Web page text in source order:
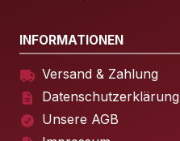
INFORMATIONEN
Versand & Zahlung
Datenschutzerklärung
Unsere AGB